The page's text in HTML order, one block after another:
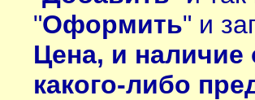
"Оформить" и
Цена, и наличие
какого-либо